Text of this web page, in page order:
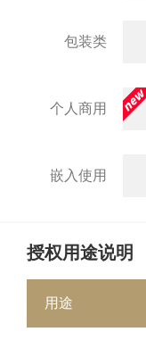
包装类
个人商用
嵌入使用
授权用途说明
用途